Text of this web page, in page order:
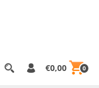
€0,00 0